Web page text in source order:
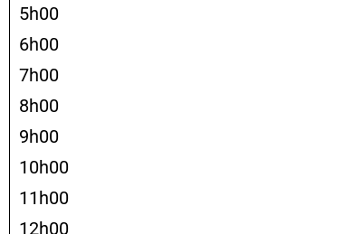
5h00
6h00
7h00
8h00
9h00
10h00
11h00
12h00